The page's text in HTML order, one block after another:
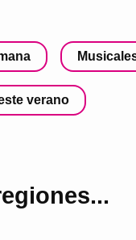
verano